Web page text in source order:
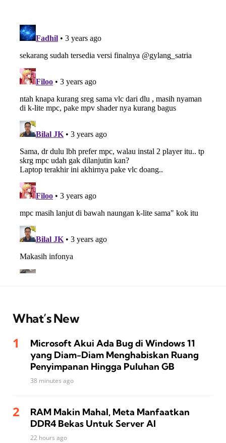
What’s New
Microsoft Akui Ada Bug di Windows 11
yang Diam-Diam Menghabiskan Ruang
Penyimpanan Hingga Puluhan GB
38 minutes ago
RAM Makin Mahal, Meta Manfaatkan
DDR4 Bekas Untuk Server AI
22 hours ago